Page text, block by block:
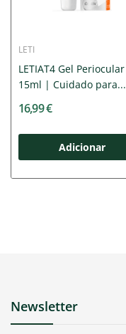
LETI
LETIAT4 Gel Periocular
15ml | Cuidado para...
16,99 €
Adicionar
Newsletter